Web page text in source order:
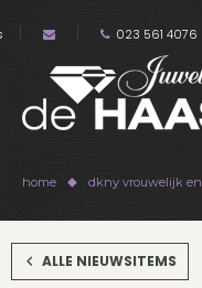
023 561 4076
home dkny vrouwelijk
ALLE NIEUWSITEMS